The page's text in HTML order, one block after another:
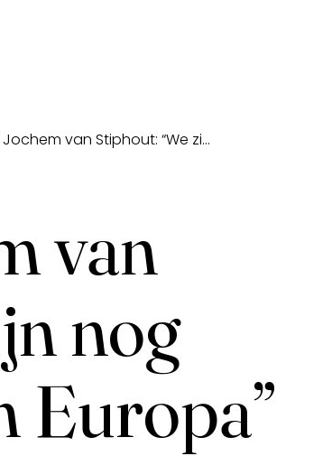
Adviseur Jochem van Stiphout: “We zijn nog lang niet klaar in Europa”
van
nog
Europa”